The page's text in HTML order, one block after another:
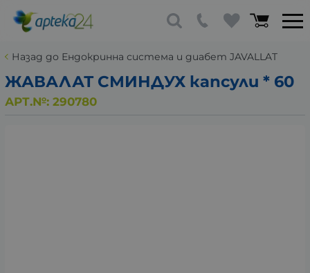
Назад до Ендокринна система и диабет JAVALLAT
ЖАВАЛАТ СМИНДУХ капсули * 60
АРТ.№: 290780